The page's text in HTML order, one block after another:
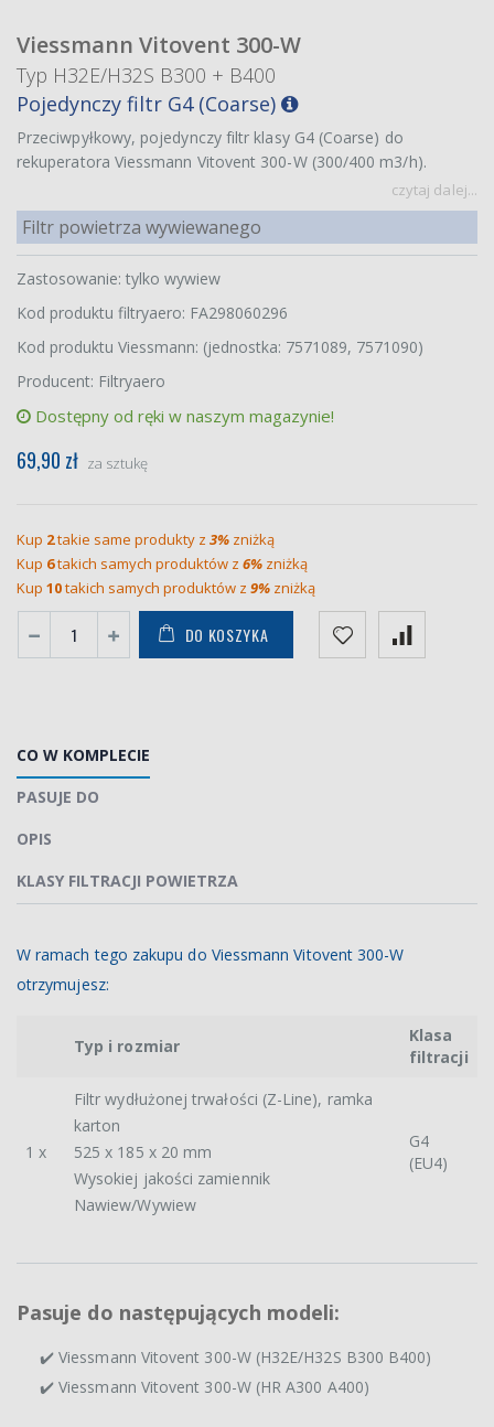
Viessmann Vitovent 300-W
Typ H32E/H32S B300 + B400
Pojedynczy filtr G4 (Coarse)
Przeciwpyłkowy, pojedynczy filtr klasy G4 (Coarse) do
rekuperatora Viessmann Vitovent 300-W (300/400 m3/h).
czytaj dalej...
Filtr powietrza wywiewanego
Zastosowanie: tylko wywiew
Kod produktu filtryaero: FA298060296
Kod produktu Viessmann: (jednostka: 7571089, 7571090)
Producent: Filtryaero
Dostępny od ręki w naszym magazynie!
69,90 zł za sztukę
Kup 2takie same produkty z 3% zniżką
Kup 6takich samych produktów z 6% zniżką
Kup 10takich samych produktów z 9% zniżką
DO KOSZYKA
CO W KOMPLECIE
PASUJE DO
OPIS
KLASY FILTRACJI POWIETRZA
W ramach tego zakupu do Viessmann Vitovent 300-W
otrzymujesz:
Typ i rozmiar
Klasa
filtracji
1 x
Filtr wydłużonej trwałości (Z-Line), ramka
karton
525 x 185 x 20 mm
Wysokiej jakości zamiennik
Nawiew/Wywiew
G4
(EU4)
Pasuje do następujących modeli:
✔️ Viessmann Vitovent 300-W (H32E/H32S B300 B400)
✔️ Viessmann Vitovent 300-W (HR A300 A400)